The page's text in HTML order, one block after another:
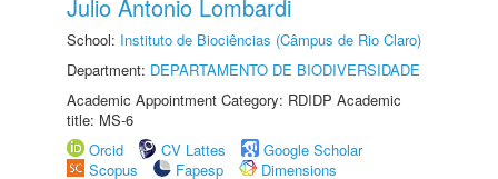
Julio Antonio Lombardi
School: Instituto de Biociências (Câmpus de Rio Claro)
Department: DEPARTAMENTO DE BIODIVERSIDADE
Academic Appointment Category: RDIDP Academic
title: MS-6
Orcid
CV Lattes
Google Scholar
Scopus
Fapesp
Dimensions